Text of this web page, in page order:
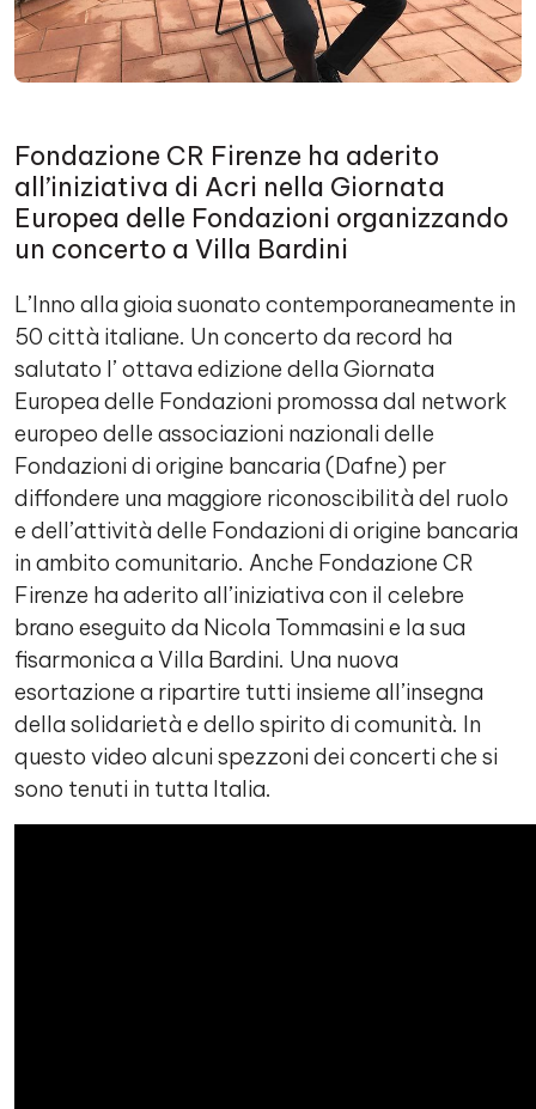
Fondazione CR Firenze ha aderito
all’iniziativa di Acri nella Giornata
Europea delle Fondazioni organizzando
un concerto a Villa Bardini
L’Inno alla gioia suonato contemporaneamente in
50 città italiane. Un concerto da record ha
salutato l’ ottava edizione della Giornata
Europea delle Fondazioni promossa dal network
europeo delle associazioni nazionali delle
Fondazioni di origine bancaria (Dafne) per
diffondere una maggiore riconoscibilità del ruolo
e dell’attività delle Fondazioni di origine bancaria
in ambito comunitario. Anche Fondazione CR
Firenze ha aderito all’iniziativa con il celebre
brano eseguito da Nicola Tommasini e la sua
fisarmonica a Villa Bardini. Una nuova
esortazione a ripartire tutti insieme all’insegna
della solidarietà e dello spirito di comunità. In
questo video alcuni spezzoni dei concerti che si
sono tenuti in tutta Italia.